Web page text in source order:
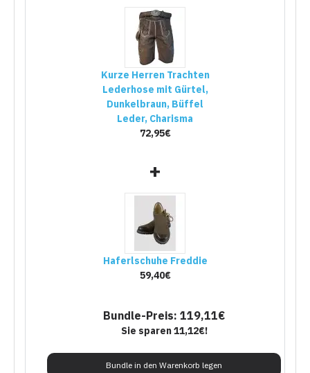
Kurze Herren Trachten
Lederhose mit Gürtel,
Dunkelbraun, Büffel
Leder, Charisma
72,95€
+
Haferlschuhe Freddie
59,40€
Bundle-Preis: 119,11€
Sie sparen 11,12€!
Bundle in den Warenkorb legen